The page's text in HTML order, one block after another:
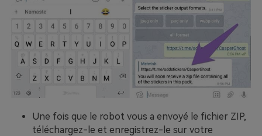
Une fois que le robot vous a envoyé le fichier ZIP,
téléchargez-le et enregistrez-le sur votre